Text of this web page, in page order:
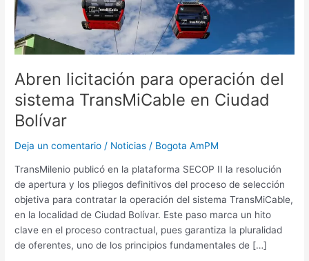
Abren licitación para operación del
sistema TransMiCable en Ciudad
Bolívar
Deja un comentario / Noticias / Bogota AmPM
TransMilenio publicó en la plataforma SECOP II la resolución
de apertura y los pliegos definitivos del proceso de selección
objetiva para contratar la operación del sistema TransMiCable,
en la localidad de Ciudad Bolívar. Este paso marca un hito
clave en el proceso contractual, pues garantiza la pluralidad
de oferentes, uno de los principios fundamentales de […]
operación
del
sistema
en
Bolívar